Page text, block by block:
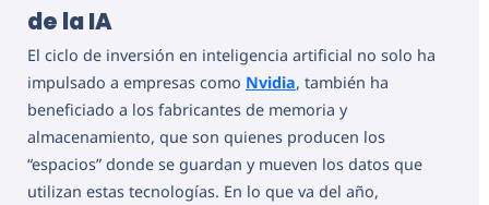
de la IA
El ciclo de inversión en inteligencia artificial no solo ha
impulsado a empresas como Nvidia, también ha
beneficiado a los fabricantes de memoria y
almacenamiento, que son quienes producen los
“espacios” donde se guardan y mueven los datos que
utilizan estas tecnologías. En lo que va del año,